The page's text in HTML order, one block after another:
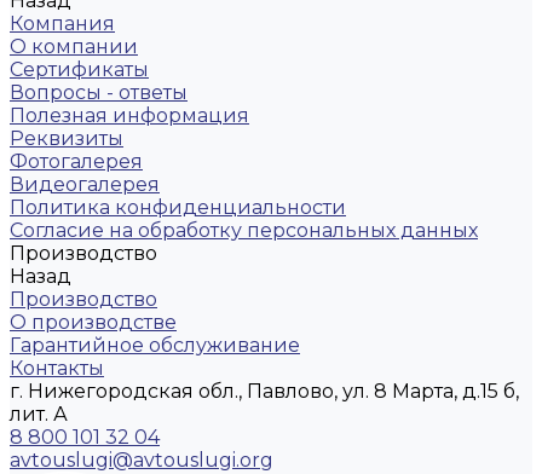
Компания
О компании
Сертификаты
Вопросы - ответы
Полезная информация
Реквизиты
Фотогалерея
Видеогалерея
Политика конфиденциальности
Согласие на обработку персональных данных
Производство
Назад
Производство
О производстве
Гарантийное обслуживание
Контакты
г. Нижегородская обл., Павлово, ул. 8 Марта, д.15 б,
лит. А
8 800 101 32 04
avtouslugi@avtouslugi.org